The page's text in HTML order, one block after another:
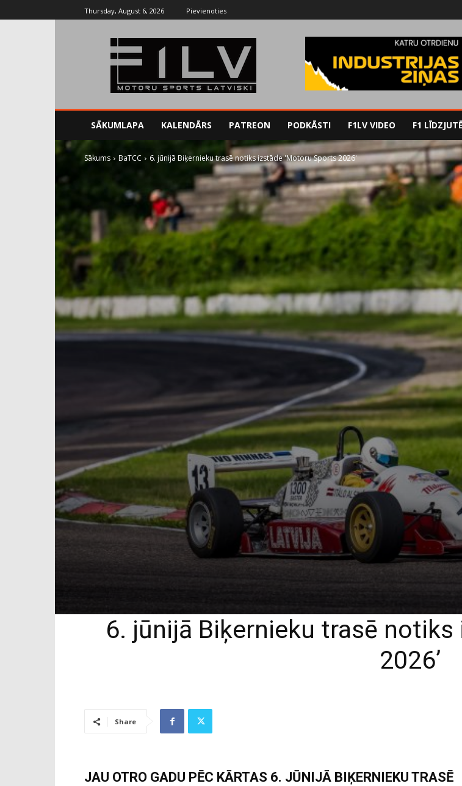
Thursday, August 6, 2026 Pievienoties
SĀKUMLAPA KALENDĀRS PATREON PODKĀSTI F1LV VIDEO F1
Sākums BaTCC 6. jūnijā Biķernieku trasē notiks izstāde 'Motoru Sports 2026'
6. jūnijā Biķernieku trasē
2026’
Share
JAU OTRO GADU PĒC KĀRTAS 6. JŪNIJĀ BIĶERNIEKU TRASĒ